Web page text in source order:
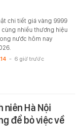
chi tiết giá vàng 9999
cùng nhiều thương hiệu
nước hôm nay
- 6 giờ trước
niên Hà Nội
để bỏ việc về